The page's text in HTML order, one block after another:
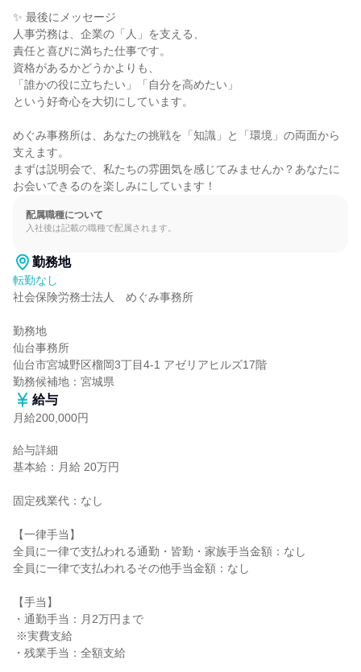
✨ 最後にメッセージ
人事労務は、企業の「人」を支える、
責任と喜びに満ちた仕事です。
資格があるかどうかよりも、
「誰かの役に立ちたい」「自分を高めたい」
という好奇心を大切にしています。
めぐみ事務所は、あなたの挑戦を「知識」と「環境」の両面から
支えます。
まずは説明会で、私たちの雰囲気を感じてみませんか？あなたに
お会いできるのを楽しみにしています！
配属職種について
入社後は記載の職種で配属されます。
勤務地
転勤なし
社会保険労務士法人　めぐみ事務所
勤務地
仙台事務所
仙台市宮城野区榴岡3丁目4-1 アゼリアヒルズ17階
勤務候補地：宮城県
給与
月給200,000円
給与詳細
基本給：月給 20万円
固定残業代：なし
【一律手当】
全員に一律で支払われる通勤・皆勤・家族手当金額：なし
全員に一律で支払われるその他手当金額：なし
【手当】
・通勤手当：月2万円まで
・残業手当：全額支給